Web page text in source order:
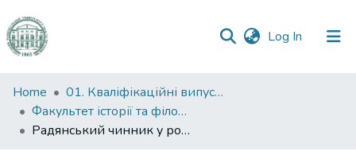
Log In (current)
Communities
&
Collections
Home
01. Кваліфікаційні випускні роботи здобувачів вищої освіти
Факультет історії та філософії
Радянський чинник у розвитку збройних сил Веймарської республіки